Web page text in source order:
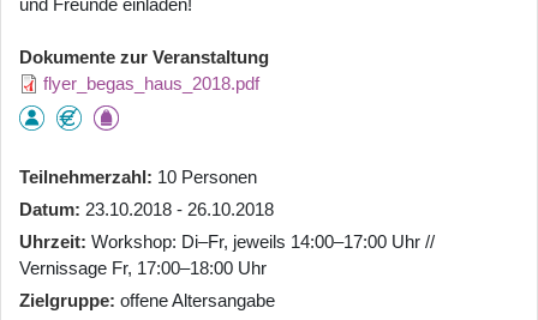
Dokumente zur Veranstaltung
flyer_begas_haus_2018.pdf
Teilnehmerzahl
10 Personen
Datum 23.10.2018 - 26.10.2018
Uhrzeit Workshop: Di–Fr, jeweils 14:00–17:00 Uhr //
Vernissage Fr, 17:00–18:00 Uhr
Zielgruppe offene Altersangabe